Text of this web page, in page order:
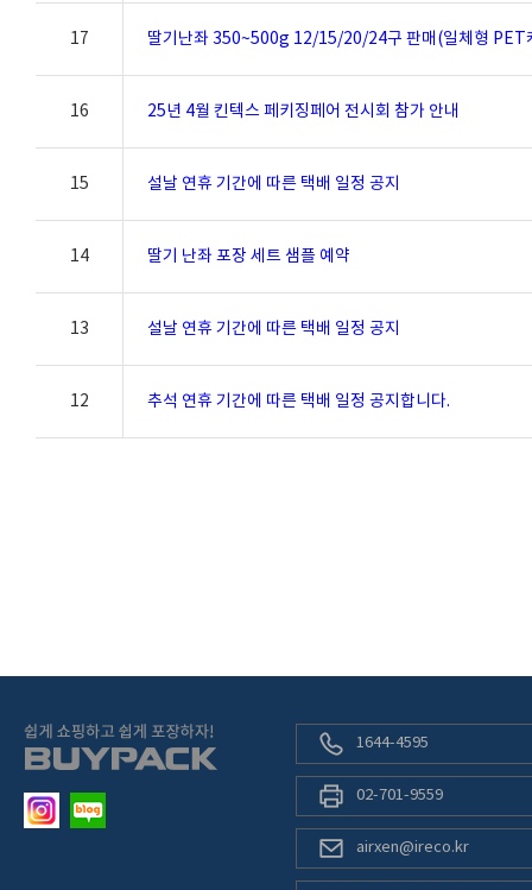
17 딸기난좌 350~500g 12/15/20/24구 판매(일체형 PET
16 25년 4월 킨텍스 페키징페어 전시회 참가 안내
15 설날 연휴 기간에 따른 택배 일정 공지
14 딸기 난좌 포장 세트 샘플 예약
13 설날 연휴 기간에 따른 택배 일정 공지
12 추석 연휴 기간에 따른 택배 일정 공지합니다.
1644-4595
02-701-9559
airxen@ireco.kr